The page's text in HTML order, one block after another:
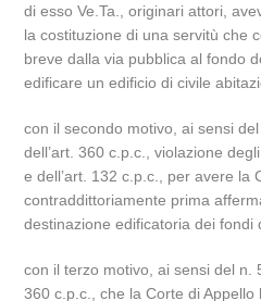
di esso Ve.Ta., originari attori,
la costituzione di una servitù che
breve dalla via pubblica al fondo
edificare un edificio di civile
con il secondo motivo, ai sensi
dell’art. 360 c.p.c., violazione
e dell’art. 132 c.p.c., per avere la
contraddittoriamente prima
destinazione edificatoria dei fondi
con il terzo motivo, ai sensi del n.
360 c.p.c., che la Corte di Appello